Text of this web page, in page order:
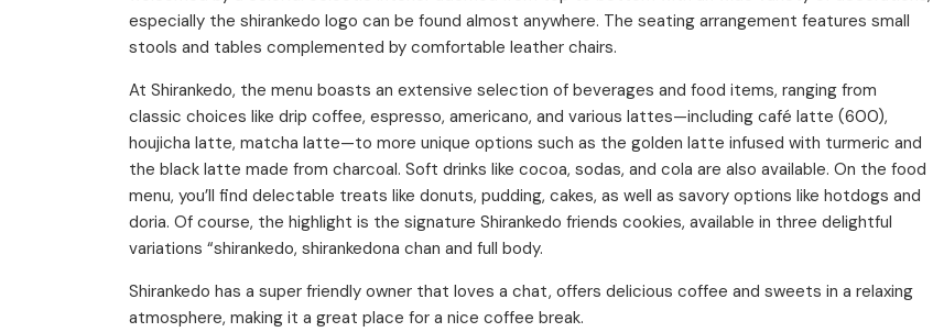
especially the shirankedo logo can be found almost anywhere. The seating arrangement features small
stools and tables complemented by comfortable leather chairs.
At Shirankedo, the menu boasts an extensive selection of beverages and food items, ranging from
classic choices like drip coffee, espresso, americano, and various lattes—including café latte (600),
houjicha latte, matcha latte—to more unique options such as the golden latte infused with turmeric and
the black latte made from charcoal. Soft drinks like cocoa, sodas, and cola are also available. On the food
menu, you’ll find delectable treats like donuts, pudding, cakes, as well as savory options like hotdogs and
doria. Of course, the highlight is the signature Shirankedo friends cookies, available in three delightful
variations “shirankedo, shirankedona chan and full body.
Shirankedo has a super friendly owner that loves a chat, offers delicious coffee and sweets in a relaxing
atmosphere, making it a great place for a nice coffee break.